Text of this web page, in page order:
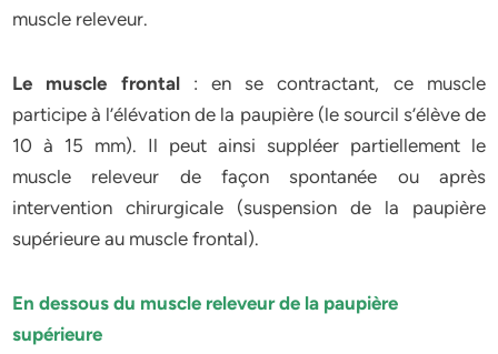
muscle releveur.
Le muscle frontal: en se contractant, ce muscle
participe à l’élévation de la paupière (le sourcil s’élève de
10 à 15 mm). Il peut ainsi suppléer partiellement le
muscle releveur de façon spontanée ou après
intervention chirurgicale (suspension de la paupière
supérieure au muscle frontal).
En dessous du muscle releveur de la paupière
supérieure